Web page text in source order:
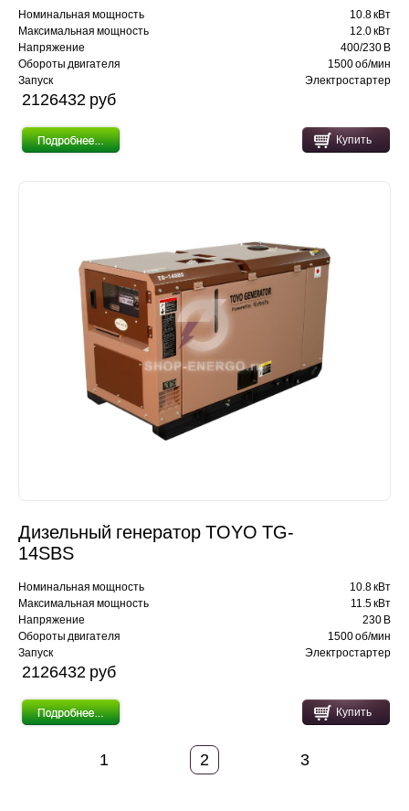
Номинальная мощность
10.8 кВт
Максимальная мощность
12.0 кВт
Напряжение
400/230 В
Обороты двигателя
1500 об/мин
Запуск
Электростартер
2126432 pуб
Купить
Дизельный генератор TOYO TG-
14SBS
Номинальная мощность
10.8 кВт
Максимальная мощность
11.5 кВт
Напряжение
230 В
Обороты двигателя
1500 об/мин
Запуск
Электростартер
2126432 pуб
Купить
1 2 3